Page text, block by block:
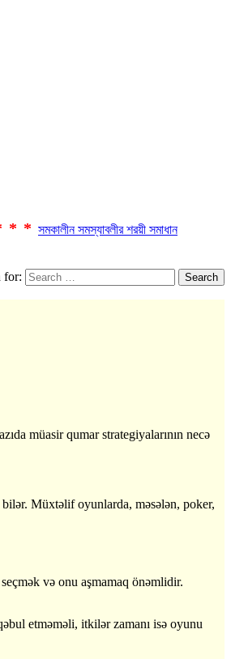
সমকালীন সমস্যাবলীর শরয়ী সমাধান
for:
müasir qumar strategiyalarının necə
Müxtəlif oyunlarda, məsələn, poker,
və onu aşmamaq önəmlidir.
etməməli, itkilər zamanı isə oyunu